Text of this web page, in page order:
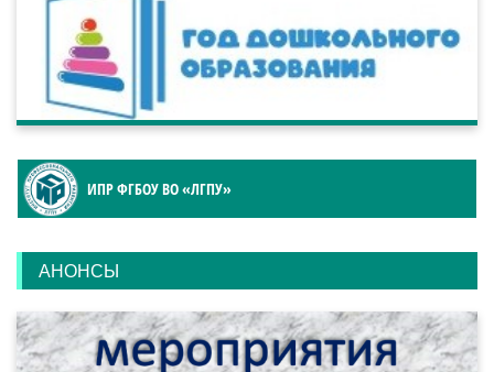
ИПР ФГБОУ ВО «ЛГПУ»
АНОНСЫ